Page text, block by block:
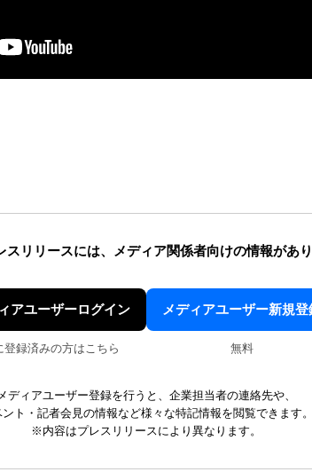
スリリースには、 メディア関係者向けの情報があ
アユーザーログイン
登録済みの方はこちら
メディアユーザー新規登
無料
ディアユーザー登録を行うと、企業担当者の連絡先や、
ント・記者会見の情報など様々な特記情報を閲覧できます。
※内容はプレスリリースにより異なります。